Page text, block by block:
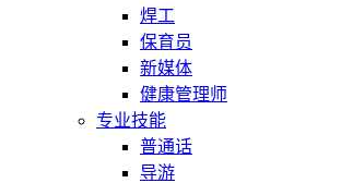
焊工
保育员
新媒体
健康管理师
专业技能
普通话
导游